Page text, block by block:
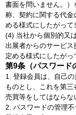
書面を問いません。
称、契約に関する代
める様式にしたがって
(4) 当社から個別的又
出展者からのサービ
定める様式にしたがっ
第9条（パスワード
1. 登録会員は、自己
ものとし、これを第三
売買等をしてはならな
2. パスワードの管理